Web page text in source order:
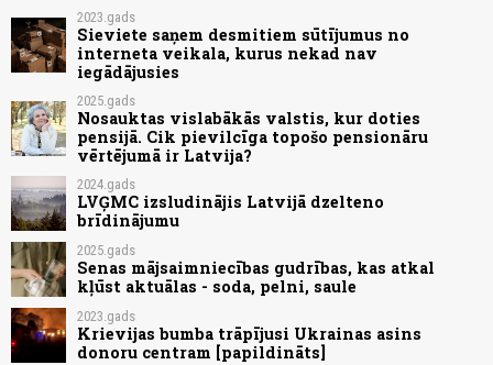
2023.gads
Sieviete saņem desmitiem sūtījumus no
interneta veikala, kurus nekad nav
iegādājusies
2025.gads
Nosauktas vislabākās valstis, kur doties
pensijā. Cik pievilcīga topošo pensionāru
vērtējumā ir Latvija?
2024.gads
LVĢMC izsludinājis Latvijā dzelteno
brīdinājumu
2025.gads
Senas mājsaimniecības gudrības, kas atkal
kļūst aktuālas - soda, pelni, saule
2023.gads
Krievijas bumba trāpījusi Ukrainas asins
donoru centram [papildināts]